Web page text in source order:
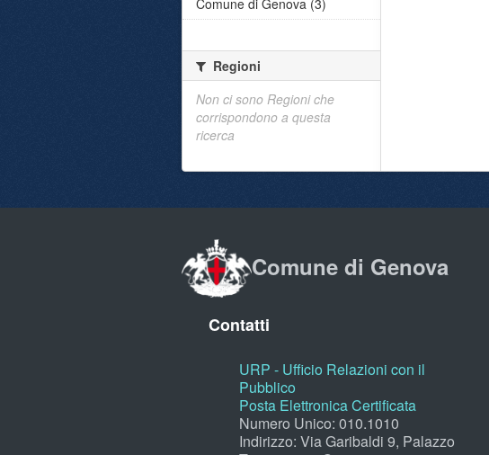
Comune di Genova (3)
Regioni
Non ci sono Regioni che
corrispondono a questa
ricerca
Comune di Genova
Contatti
URP - Ufficio Relazioni con il
Pubblico
Posta Elettronica Certificata
Numero Unico: 010.1010
Indirizzo: Via Garibaldi 9, Palazzo